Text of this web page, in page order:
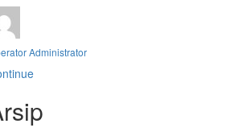
Administrator